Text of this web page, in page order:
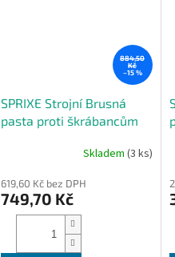
884,50
Kč
–15 %
SPRIXE Strojní Brusná
pasta proti škrábancům
Skladem (3 ks)
619,60 Kč bez DPH
749,70 Kč